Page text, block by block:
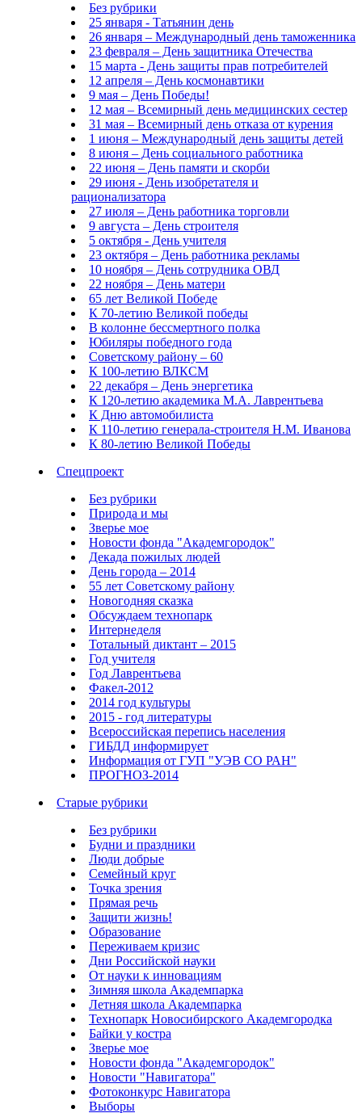
Без рубрики
25 января - Татьянин день
26 января – Международный день таможенника
23 февраля – День защитника Отечества
15 марта - День защиты прав потребителей
12 апреля – День космонавтики
9 мая – День Победы!
12 мая – Всемирный день медицинских сестер
31 мая – Всемирный день отказа от курения
1 июня – Международный день защиты детей
8 июня – День социального работника
22 июня – День памяти и скорби
29 июня - День изобретателя и
рационализатора
27 июля – День работника торговли
9 августа – День строителя
5 октября - День учителя
23 октября – День работника рекламы
10 ноября – День сотрудника ОВД
22 ноября – День матери
65 лет Великой Победе
К 70-летию Великой победы
В колонне бессмертного полка
Юбиляры победного года
Советскому району – 60
К 100-летию ВЛКСМ
22 декабря – День энергетика
К 120-летию академика М.А. Лаврентьева
К Дню автомобилиста
К 110-летию генерала-строителя Н.М. Иванова
К 80-летию Великой Победы
Спецпроект
Без рубрики
Природа и мы
Зверье мое
Новости фонда "Академгородок"
Декада пожилых людей
День города – 2014
55 лет Советскому району
Новогодняя сказка
Обсуждаем технопарк
Интернеделя
Тотальный диктант – 2015
Год учителя
Год Лаврентьева
Факел-2012
2014 год культуры
2015 - год литературы
Всероссийская перепись населения
ГИБДД информирует
Информация от ГУП "УЭВ СО РАН"
ПРОГНОЗ-2014
Старые рубрики
Без рубрики
Будни и праздники
Люди добрые
Семейный круг
Точка зрения
Прямая речь
Защити жизнь!
Образование
Переживаем кризис
Дни Российской науки
От науки к инновациям
Зимняя школа Академпарка
Летняя школа Академпарка
Технопарк Новосибирского Академгородка
Байки у костра
Зверье мое
Новости фонда "Академгородок"
Новости "Навигатора"
Фотоконкурс Навигатора
Выборы